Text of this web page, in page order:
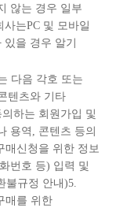
않는 경우 일부
는PC 및 모바일
을 경우 알기
다음 각호 또는
텐츠와 기타
하는 회원가입 및
용역, 콘텐츠 등의
매신청을 위한 정보
번호 등) 입력 및
불규정 안내)5.
매를 위한